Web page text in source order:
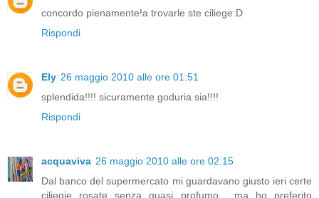
concordo pienamente!a trovarle ste ciliege:D
Rispondi
Ely 26 maggio 2010 alle ore 01:51
splendida!!!! sicuramente goduria sia!!!!
Rispondi
acquaviva 26 maggio 2010 alle ore 02:15
Dal banco del supermercato mi guardavano giusto ieri certe
ciliegie rosate senza quasi profumo... ma ho preferito